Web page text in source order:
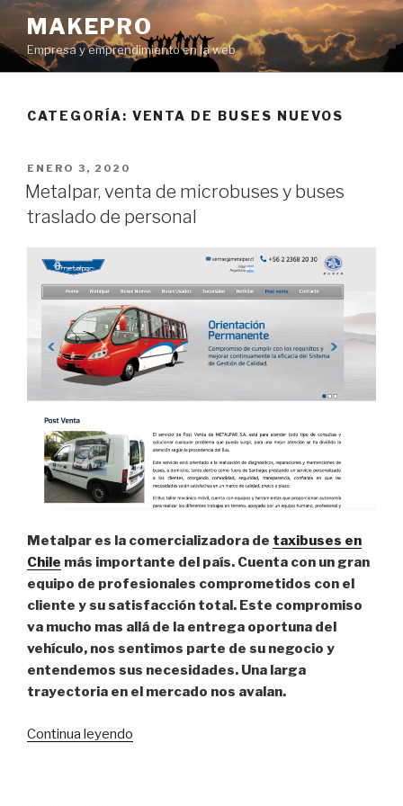
contenido
MAKEPRO
Empresa y emprendimiento en la web
CATEGORÍA: VENTA DE BUSES NUEVOS
POSTED
ON
ENERO 3, 2020
Metalpar, venta de microbuses y buses
traslado de personal
Metalpar es la comercializadora de taxibuses en
Chile más importante del país. Cuenta con un gran
equipo de profesionales comprometidos con el
cliente y su satisfacción total. Este compromiso
va mucho mas allá de la entrega oportuna del
vehículo, nos sentimos parte de su negocio y
entendemos sus necesidades. Una larga
trayectoria en el mercado nos avalan.
Continua leyendo